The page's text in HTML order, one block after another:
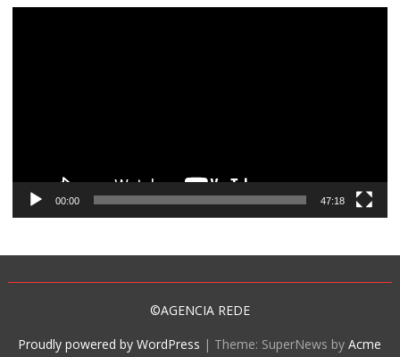
00:00 47:18
©AGENCIA REDE
Proudly powered by WordPress | Theme: SuperNews byAcme